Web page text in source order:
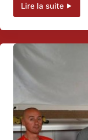
Lire la suite ⯈
Guillaume
5eme